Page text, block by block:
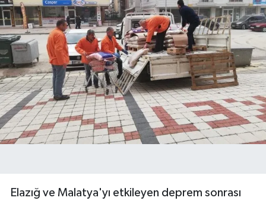
Elazığ ve Malatya'yı etkileyen deprem sonrası